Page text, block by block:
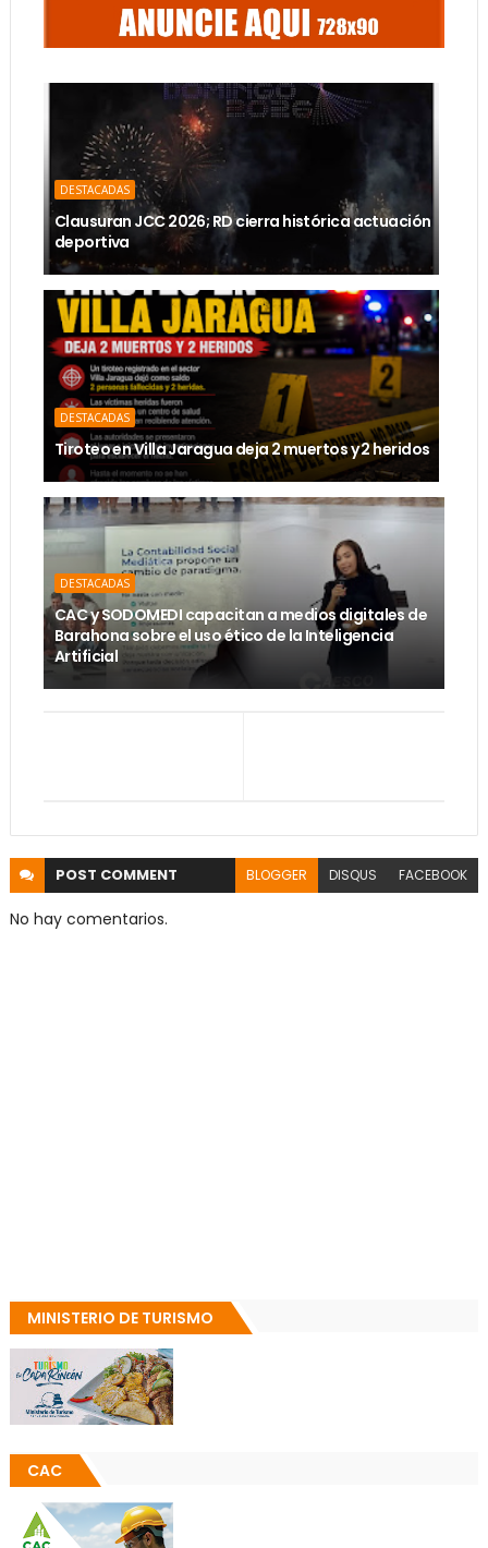
DESTACADAS
Clausuran JCC 2026; RD cierra histórica actuación
deportiva
DESTACADAS
Tiroteo en Villa Jaragua deja 2 muertos y 2 heridos
DESTACADAS
CAC y SODOMEDI capacitan a medios digitales de
Barahona sobre el uso ético de la Inteligencia
Artificial
POST COMMENT BLOGGER DISQUS FACEBOOK
No hay comentarios.
MINISTERIO DE TURISMO
CAC